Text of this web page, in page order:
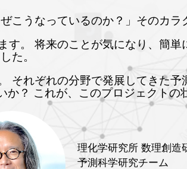
うなっているのか？」そのカラ
す。 将来のことが気になり、簡
た。
それぞれの分野で発展してきた
？ これが、このプロジェクトの
理化学研究所 数理創造
予測科学研究チーム